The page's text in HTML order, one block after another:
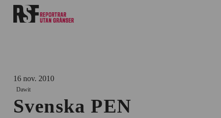
16 nov. 2010
Dawit
Svenska PEN